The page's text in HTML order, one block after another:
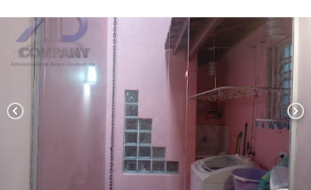
chevron_left chevron_right